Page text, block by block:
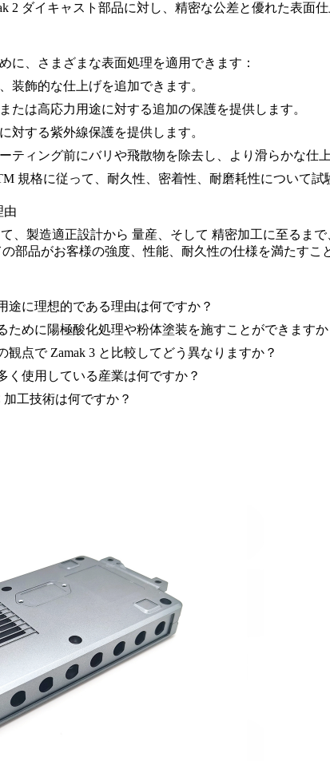
2 ダイキャスト部品に対し、精密な公差と優れた表面
に、さまざまな表面処理を適用できます：
装飾的な仕上げを追加できます。
たは高応力用途に対する追加の保護を提供します。
対する紫外線保護を提供します。
ティング前にバリや飛散物を除去し、より滑らかな仕
規格に従って、耐久性、密着性、耐磨耗性について試
由
、 製造適正設計から 量産 、そして 精密加工に至るま
部品がお客様の強度、性能、耐久性の仕様を満たすこ
途に理想的である理由は何ですか？
ために陽極酸化処理や粉体塗装を施すことができますか
観点で Zamak 3 と比較してどう異なりますか？
く使用している産業は何ですか？
工技術は何ですか？